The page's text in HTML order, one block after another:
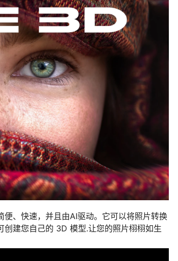
、快速，并且由AI驱动。它可以将照片转换
建您自己的 3D 模型.让您的照片栩栩如生